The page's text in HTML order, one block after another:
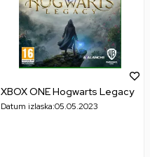
XBOX ONE Hogwarts Legacy
Datum izlaska:05.05.2023